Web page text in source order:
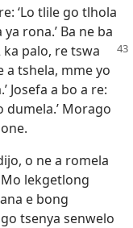
‘Lo tlile go tlhola
rona.’ Ba ne ba
palo, re tswa
a tshela, mme yo
Josefa a bo a re:
dumela.’ Morago
o ne a romela
lekgetlong
e bong
tsenya senwelo